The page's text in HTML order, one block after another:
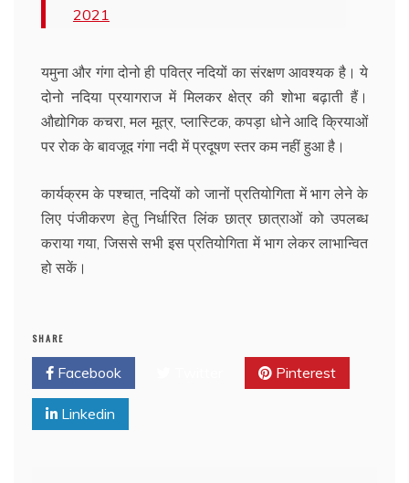
2021
यमुना और गंगा दोनो ही पवित्र नदियों का संरक्षण आवश्यक है। ये
दोनो नदिया प्रयागराज में मिलकर क्षेत्र की शोभा बढ़ाती हैं।
औद्योगिक कचरा, मल मूत्र, प्लास्टिक, कपड़ा धोने आदि क्रियाओं
पर रोक के बावजूद गंगा नदी में प्रदूषण स्तर कम नहीं हुआ है।
कार्यक्रम के पश्चात, नदियों को जानों प्रतियोगिता में भाग लेने के
लिए पंजीकरण हेतु निर्धारित लिंक छात्र छात्राओं को उपलब्ध
कराया गया, जिससे सभी इस प्रतियोगिता में भाग लेकर लाभान्वित
हो सकें।
SHARE
Facebook Pinterest
Linkedin